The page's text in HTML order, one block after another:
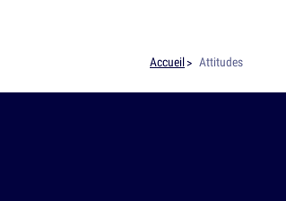
Accueil Attitudes